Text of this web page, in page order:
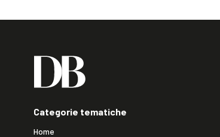
Categorie tematiche
Home